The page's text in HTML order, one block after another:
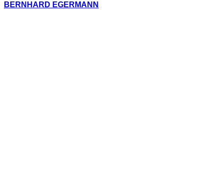
BERNHARD EGERMANN